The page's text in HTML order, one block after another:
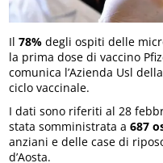
Il78% degli ospiti delle
la prima dose di vaccino
comunica l’Azienda Usl
ciclo vaccinale.
I dati sono riferiti al 28
stata somministrata a687
anziani e delle case di
d’Aosta.